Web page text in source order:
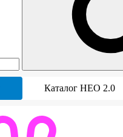
Каталог НЕО 2.0